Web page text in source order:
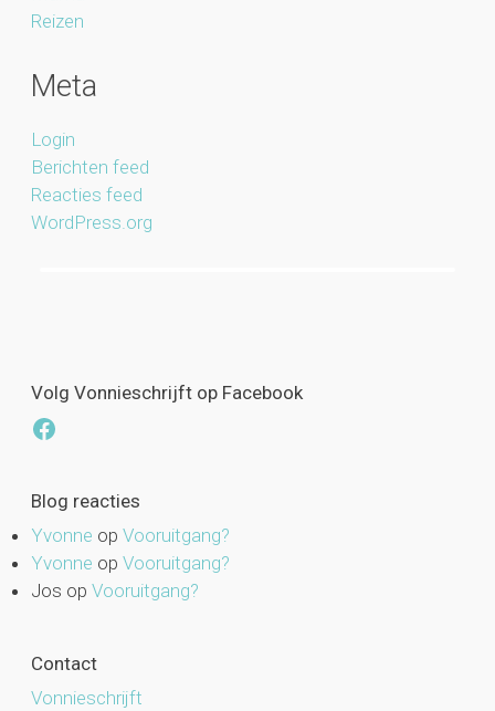
Reizen
Meta
Login
Berichten feed
Reacties feed
WordPress.org
Volg Vonnieschrijft op Facebook
Facebook
Blog reacties
Yvonne op Vooruitgang?
Yvonne op Vooruitgang?
Jos op Vooruitgang?
Contact
Vonnieschrijft